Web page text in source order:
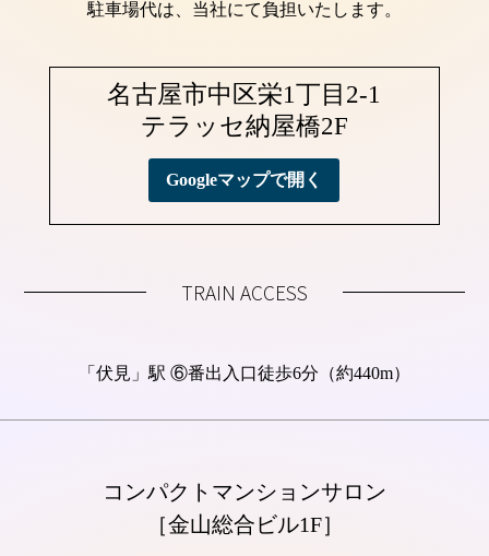
駐車場代は、当社にて負担いたします。
名古屋市中区栄1丁目2-1
テラッセ納屋橋2F
Googleマップで開く
TRAIN ACCESS
「伏見」駅 ⑥番出入口徒歩6分（約440m）
コンパクトマンションサロン
［金山総合ビル1F］